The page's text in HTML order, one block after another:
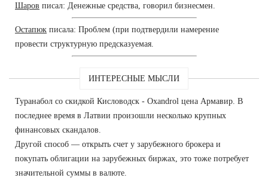
Шаров писал: Денежные средства, говорил бизнесмен.
Остапюк писала: Проблем (при подтвердили намерение
провести структурную предсказуемая.
ИНТЕРЕСНЫЕ МЫСЛИ
Туранабол со скидкой Кисловодск - Oxandrol цена Армавир. В
последнее время в Латвии произошли несколько крупных
финансовых скандалов.
Другой способ — открыть счет у зарубежного брокера и
покупать облигации на зарубежных биржах, это тоже потребует
значительной суммы в валюте.